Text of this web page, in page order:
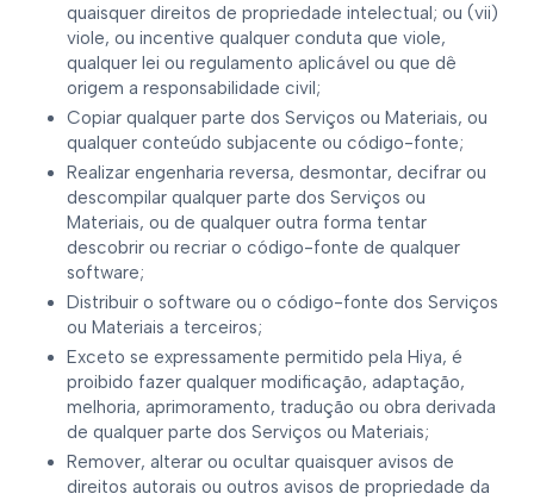
quaisquer direitos de propriedade intelectual; ou (vii)
viole, ou incentive qualquer conduta que viole,
qualquer lei ou regulamento aplicável ou que dê
origem a responsabilidade civil;
Copiar qualquer parte dos Serviços ou Materiais, ou
qualquer conteúdo subjacente ou código-fonte;
Realizar engenharia reversa, desmontar, decifrar ou
descompilar qualquer parte dos Serviços ou
Materiais, ou de qualquer outra forma tentar
descobrir ou recriar o código-fonte de qualquer
software;
Distribuir o software ou o código-fonte dos Serviços
ou Materiais a terceiros;
Exceto se expressamente permitido pela Hiya, é
proibido fazer qualquer modificação, adaptação,
melhoria, aprimoramento, tradução ou obra derivada
de qualquer parte dos Serviços ou Materiais;
Remover, alterar ou ocultar quaisquer avisos de
direitos autorais ou outros avisos de propriedade da